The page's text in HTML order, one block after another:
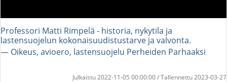
Professori Matti Rimpelä - historia, nykytila ja
lastensuojelun kokonaisuudistustarve ja valvonta.
― Oikeus, avioero, lastensuojelu Perheiden Parhaaksi
Julkaistu 2022-11-05 00:00:00 / Tallennettu 2023-03-27